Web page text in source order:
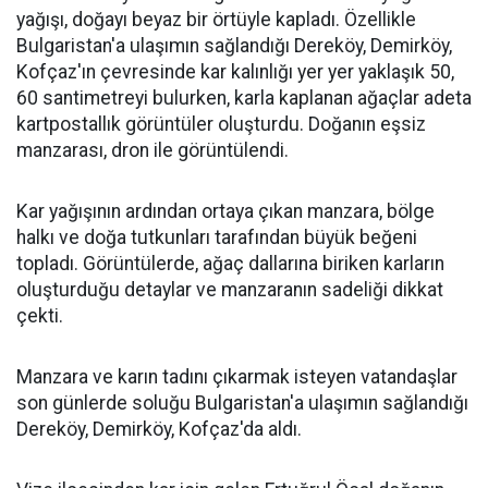
yağışı, doğayı beyaz bir örtüyle kapladı. Özellikle
Bulgaristan'a ulaşımın sağlandığı Dereköy, Demirköy,
Kofçaz'ın çevresinde kar kalınlığı yer yer yaklaşık 50,
60 santimetreyi bulurken, karla kaplanan ağaçlar adeta
kartpostallık görüntüler oluşturdu. Doğanın eşsiz
manzarası, dron ile görüntülendi.
Kar yağışının ardından ortaya çıkan manzara, bölge
halkı ve doğa tutkunları tarafından büyük beğeni
topladı. Görüntülerde, ağaç dallarına biriken karların
oluşturduğu detaylar ve manzaranın sadeliği dikkat
çekti.
Manzara ve karın tadını çıkarmak isteyen vatandaşlar
son günlerde soluğu Bulgaristan'a ulaşımın sağlandığı
Dereköy, Demirköy, Kofçaz'da aldı.